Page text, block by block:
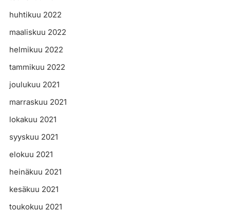
huhtikuu 2022
maaliskuu 2022
helmikuu 2022
tammikuu 2022
joulukuu 2021
marraskuu 2021
lokakuu 2021
syyskuu 2021
elokuu 2021
heinäkuu 2021
kesäkuu 2021
toukokuu 2021